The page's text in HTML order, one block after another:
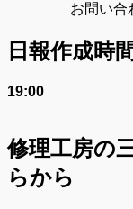
お問い合
日報作成時間
19:00
修理工房の
らから